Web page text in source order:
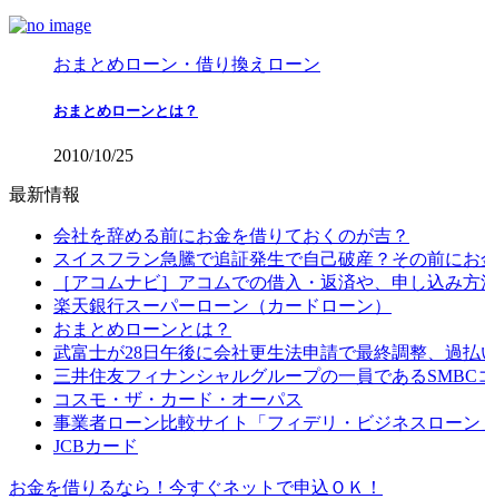
おまとめローン・借り換えローン
おまとめローンとは？
2010/10/25
最新情報
会社を辞める前にお金を借りておくのが吉？
スイスフラン急騰で追証発生で自己破産？その前にお
［アコムナビ］アコムでの借入・返済や、申し込み
楽天銀行スーパーローン（カードローン）
おまとめローンとは？
武富士が28日午後に会社更生法申請で最終調整、過
三井住友フィナンシャルグループの一員である
コスモ・ザ・カード・オーパス
事業者ローン比較サイト「フィデリ・ビジネスローン
JCBカード
お金を借りるなら！今すぐネットで申込ＯＫ！